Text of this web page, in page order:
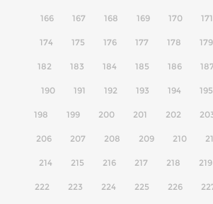
166 167 168 169 170 171
174 175 176 177 178 179
182 183 184 185 186
190 191 192 193 194 195
198 199 200 201 202
206 207 208 209 210
214 215 216 217 218 219
222 223 224 225 226